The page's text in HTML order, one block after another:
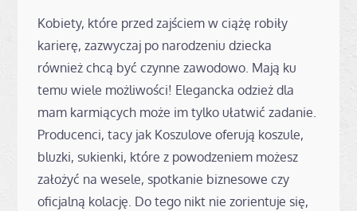
Kobiety, które przed zajściem w ciążę robiły
karierę, zazwyczaj po narodzeniu dziecka
również chcą być czynne zawodowo. Mają ku
temu wiele możliwości! Elegancka odzież dla
mam karmiących może im tylko ułatwić zadanie.
Producenci, tacy jak Koszulove oferują koszule,
bluzki, sukienki, które z powodzeniem możesz
założyć na wesele, spotkanie biznesowe czy
oficjalną kolację. Do tego nikt nie zorientuje się,